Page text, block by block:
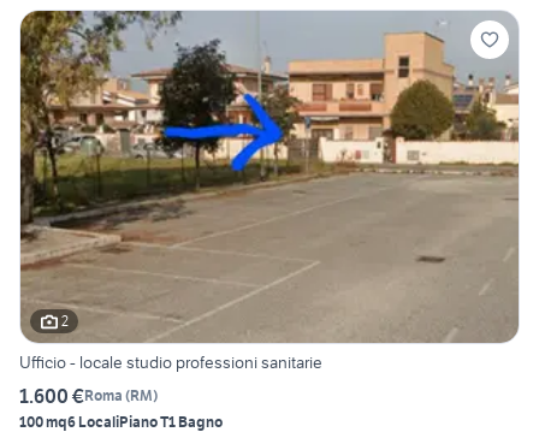
2
Ufficio - locale studio professioni sanitarie
1.600 €Roma (RM)
100 mq6 LocaliPiano T1 Bagno